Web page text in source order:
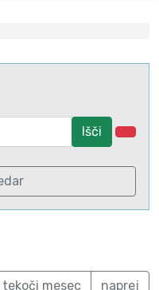
Išči
tekoči mesec naprej